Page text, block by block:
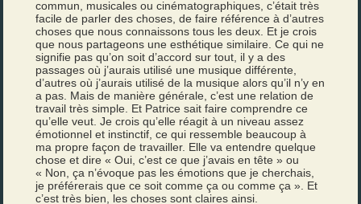
commun, musicales ou cinématographiques, c’était très
facile de parler des choses, de faire référence à d’autres
choses que nous connaissons tous les deux. Et je crois
que nous partageons une esthétique similaire. Ce qui ne
signifie pas qu’on soit d’accord sur tout, il y a des
passages où j’aurais utilisé une musique différente,
d’autres où j’aurais utilisé de la musique alors qu’il n’y en
a pas. Mais de manière générale, c’est une relation de
travail très simple. Et Patrice sait faire comprendre ce
qu’elle veut. Je crois qu’elle réagit à un niveau assez
émotionnel et instinctif, ce qui ressemble beaucoup à
ma propre façon de travailler. Elle va entendre quelque
chose et dire « Oui, c’est ce que j’avais en tête » ou
« Non, ça n’évoque pas les émotions que je cherchais,
je préférerais que ce soit comme ça ou comme ça ». Et
c’est très bien, les choses sont claires ainsi.